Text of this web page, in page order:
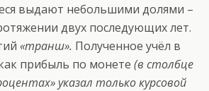
выдают небольшими долями –
двух последующих лет.
«транш». Полученное учёл в
прибыль по монете (в столбце
указал только курсовой